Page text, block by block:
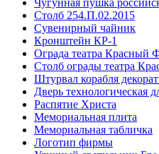
Чугунная пушка
Столб 254.П.02.2015
Сувенирный чайник
Кронштейн КР-1
Ограда театра Красный
Столб ограды театра
Штурвал корабля
Дверь технологическая
Распятие Христа
Мемориальная плита
Мемориальная табличка
Логотип фирмы